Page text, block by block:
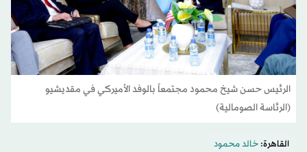
الرئيس حسن شيخ محمود مجتمعاً بالوفد الأميركي في مقديشيو
(الرئاسة الصومالية)
القاهرة:خالد محمود